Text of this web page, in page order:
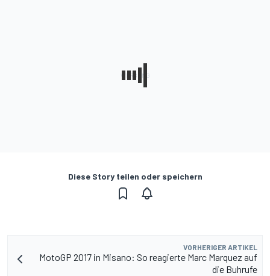
Diese Story teilen oder speichern
VORHERIGER ARTIKEL
MotoGP 2017 in Misano: So reagierte Marc Marquez auf
die Buhrufe